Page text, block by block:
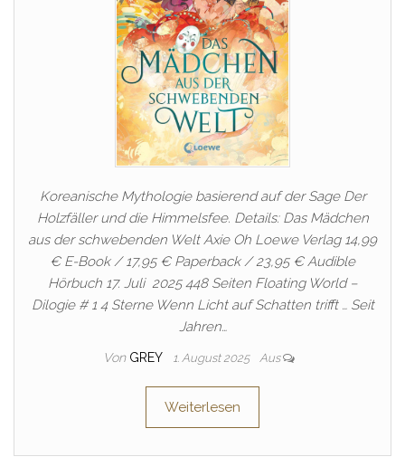
Koreanische Mythologie basierend auf der Sage Der
Holzfäller und die Himmelsfee. Details: Das Mädchen
aus der schwebenden Welt Axie Oh Loewe Verlag 14,99
€ E-Book / 17,95 € Paperback / 23,95 € Audible
Hörbuch 17. Juli 2025 448 Seiten Floating World –
Dilogie # 1 4 Sterne Wenn Licht auf Schatten trifft … Seit
Jahren…
Von GREY 1. August 2025 Aus
Weiterlesen